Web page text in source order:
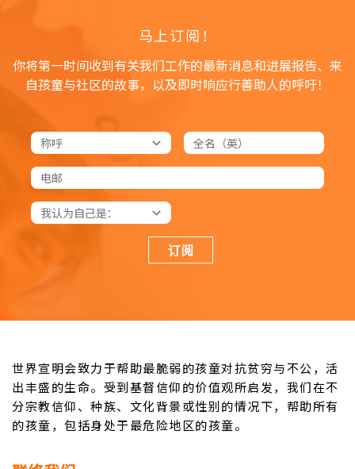
马上订阅！
你将第一时间收到有关我们工作的最新消息和进展报告、来
自孩童与社区的故事，以及即时响应行善助人的呼吁！
订阅
世界宣明会致力于帮助最脆弱的孩童对抗贫穷与不公，活
出丰盛的生命。受到基督信仰的价值观所启发，我们在不
分宗教信仰、种族、文化背景或性别的情况下，帮助所有
的孩童，包括身处于最危险地区的孩童。